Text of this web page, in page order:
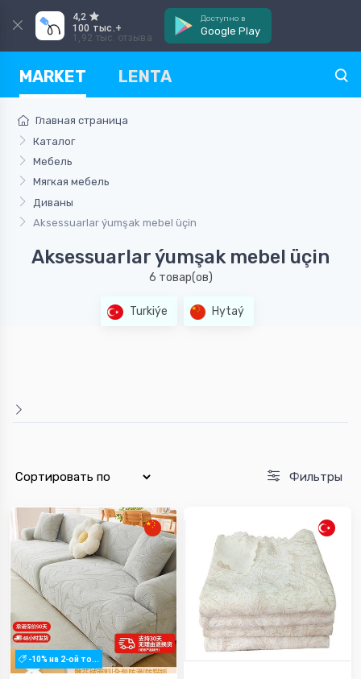
4,2
100 тыс.+
1,92 тыс. отзыва
Доступно в
Google Play
MARKET LENTA
Главная страница
Каталог
Мебель
Мягкая мебель
Диваны
Aksessuarlar ýumşak mebel üçin
Aksessuarlar ýumşak mebel üçin
6 товар(ов)
Turkiýe Hytaý
Фильтры
-10% на 2-ой то...